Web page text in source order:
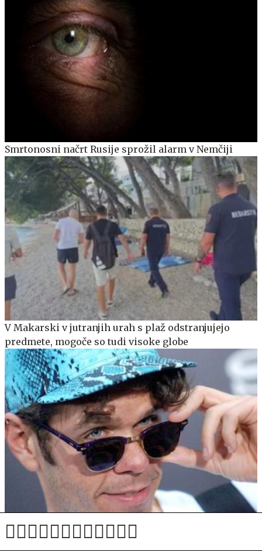
Smrtonosni načrt Rusije sprožil alarm v Nemčiji
V Makarski v jutranjih urah s plaž odstranjujejo
predmete, mogoče so tudi visoke globe